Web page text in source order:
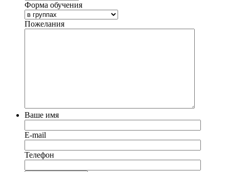
Форма обучения
Пожелания
Ваше имя
E-mail
Телефон